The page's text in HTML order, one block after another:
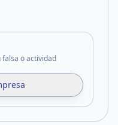
o actividad